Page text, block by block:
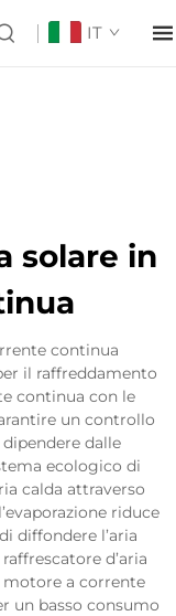
IT
solare in
continua
il raffreddamento
continua con le
un controllo
dalle
ecologico di
calda attraverso
riduce
diffondere l’aria
d’aria
a corrente
un basso consumo